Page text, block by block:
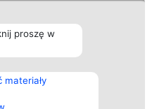
proszę w
Kontakt
Kontakt